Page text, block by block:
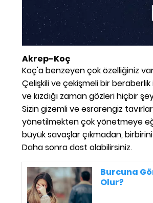
Akrep-Koç
Koç'a benzeyen çok özelliğiniz
Çelişkili ve çekişmeli bir
ve kızdığı zaman gözleri hiçbir
Sizin gizemli ve esrarengiz
yönetilmekten çok yönetmeye
büyük savaşlar çıkmadan,
Daha sonra dost olabilirsiniz.
Burcuna
Olur?